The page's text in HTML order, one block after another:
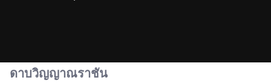
ดาบวิญญาณราชัน